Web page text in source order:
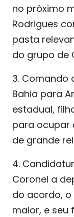
no próximo
Rodrigues
pasta
do grupo de
3. Comando
Bahia para
estadual,
para ocupar
de grande
4.
Coronel a
do acordo,
maior, e seu